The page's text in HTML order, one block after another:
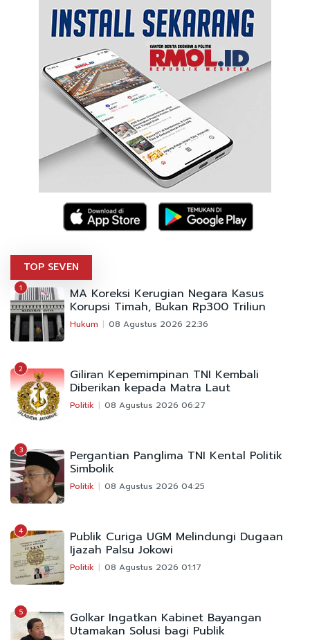
TOP SEVEN
1 MA Koreksi Kerugian Negara Kasus
Korupsi Timah, Bukan Rp300 Triliun
Hukum 08 Agustus 2026 22:36
2 Giliran Kepemimpinan TNI Kembali
Diberikan kepada Matra Laut
Politik 08 Agustus 2026 06:27
3 Pergantian Panglima TNI Kental Politik
Simbolik
Politik 08 Agustus 2026 04:25
4 Publik Curiga UGM Melindungi Dugaan
Ijazah Palsu Jokowi
Politik 08 Agustus 2026 01:17
5 Golkar Ingatkan Kabinet Bayangan
Utamakan Solusi bagi Publik